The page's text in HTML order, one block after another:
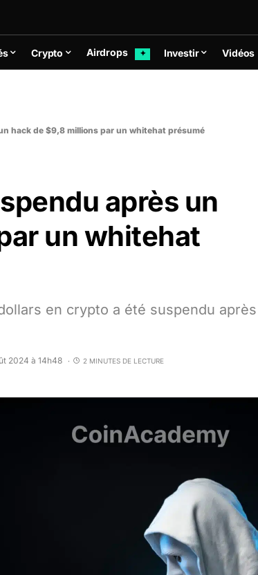
Crypto Airdrops ✦ Investir Vidéos
hack de $9,8 millions par un whitehat présumé
après un
un whitehat
en crypto a été suspendu après
2024 à 14h48 2 MINUTES DE LECTURE